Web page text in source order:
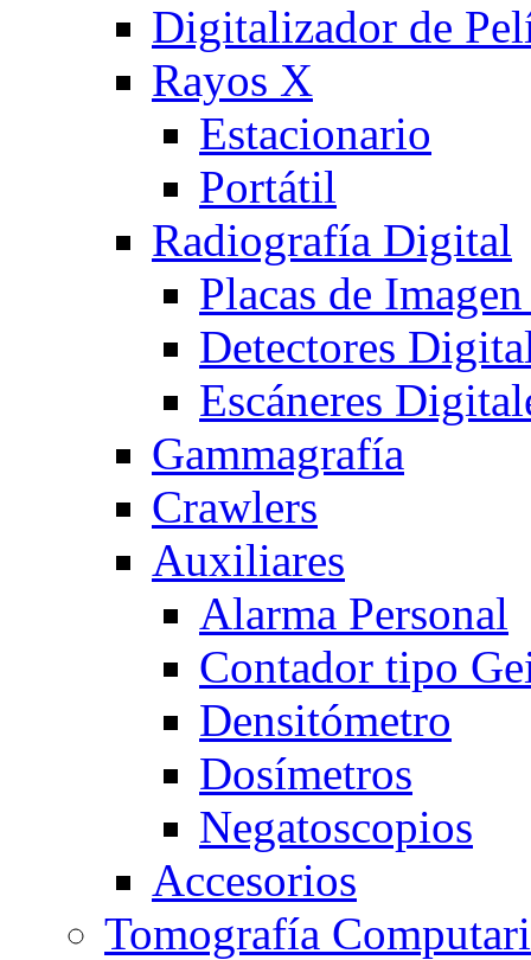
Digitalizador de
Rayos X
Estacionario
Portátil
Radiografía Digital
Placas de
Detectores
Escáneres
Gammagrafía
Crawlers
Auxiliares
Alarma Personal
Contador tipo
Densitómetro
Dosímetros
Negatoscopios
Accesorios
Tomografía